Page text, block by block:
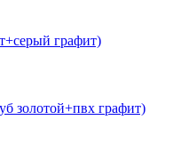
графит)
золотой+пвх графит)